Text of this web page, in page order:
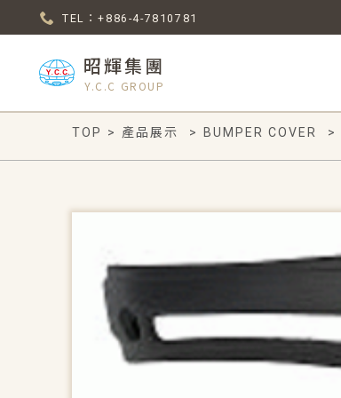
TEL：+886-4-7810781
昭輝集團
Y.C.C GROUP
TOP > 產品展示 > BUMPER COVER >